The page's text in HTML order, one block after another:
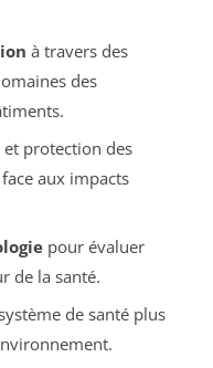
à travers des
des
et protection des
aux impacts
pour évaluer
de la santé.
de santé plus